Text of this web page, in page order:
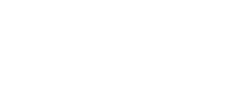
ェアの事件が発生しています。